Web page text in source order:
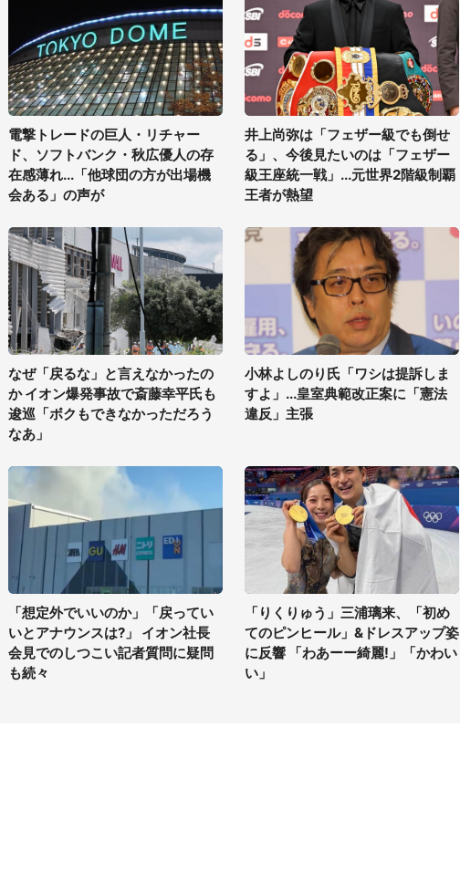
電撃トレードの巨人・リチャー
ド、ソフトバンク・秋広優人の存
在感薄れ...「他球団の方が出場機
会ある」の声が
井上尚弥は「フェザー級でも倒せ
る」、今後見たいのは「フェザー
級王座統一戦」...元世界2階級制覇
王者が熱望
なぜ「戻るな」と言えなかったの
か イオン爆発事故で斎藤幸平氏も
逡巡「ボクもできなかっただろう
なあ」
小林よしのり氏「ワシは提訴しま
すよ」...皇室典範改正案に「憲法
違反」主張
「想定外でいいのか」「戻ってい
いとアナウンスは?」 イオン社長
会見でのしつこい記者質問に疑問
も続々
「りくりゅう」三浦璃来、「初め
てのピンヒール」&ドレスアップ姿
に反響 「わあーー綺麗!」「かわい
い」